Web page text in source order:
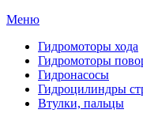
Меню
Гидромоторы хода
Гидромоторы
Гидронасосы
Гидроцилиндры
Втулки, пальцы